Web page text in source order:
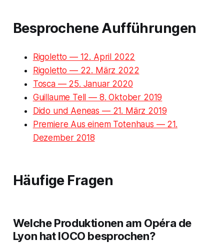
Besprochene Aufführungen
Rigoletto — 12. April 2022
Rigoletto — 22. März 2022
Tosca — 25. Januar 2020
Guillaume Tell — 8. Oktober 2019
Dido und Aeneas — 21. März 2019
Premiere Aus einem Totenhaus — 21.
Dezember 2018
Häufige Fragen
Welche Produktionen am Opéra de
Lyon hat IOCO besprochen?